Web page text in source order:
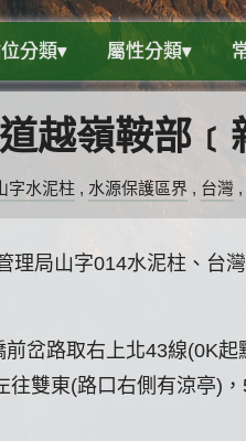
分類▾ 屬性分類▾
越嶺鞍部﹝
字水泥柱 , 水源保護區界 , 台灣
理局山字014水泥柱、台
岔路取右上北43線(0K
雙東(路口右側有涼亭)